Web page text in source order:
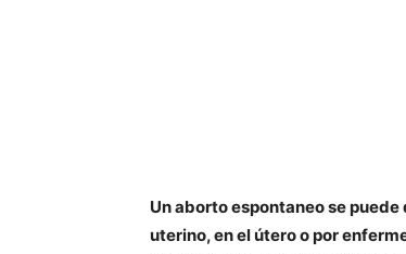
Un aborto espontaneo se
uterino, en el útero o por